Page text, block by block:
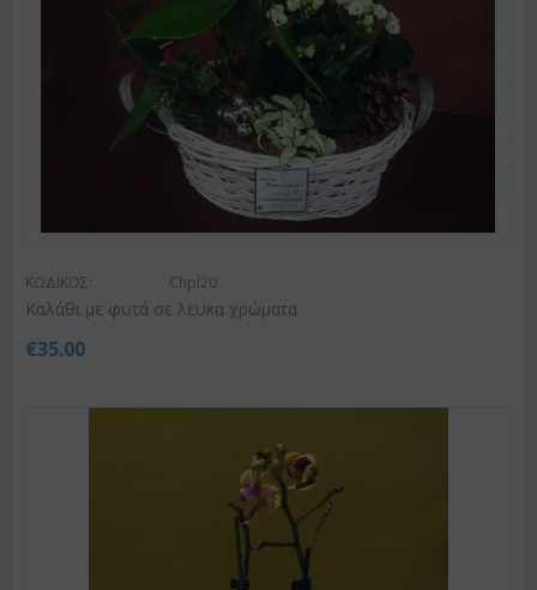
ΚΩΔΙΚΟΣ: Chpl20
Καλάθι με φυτά σε λευκα χρώματα
€35.00